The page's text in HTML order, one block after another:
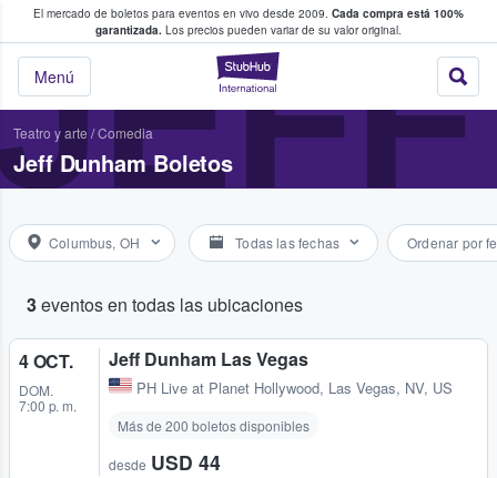
El mercado de boletos para eventos en vivo desde 2009. Cada compra está 100%
garantizada. Los precios pueden variar de su valor original.
StubHub: donde
Menú
fans compran y venden boletos
Teatro y arte /Comedia
Jeff Dunham Boletos
Columbus, OH Todas las fechas Ordenar por
3eventos en todas las ubicaciones
4 OCT.
DOM.
7:00 p. m.
Jeff Dunham Las Vegas
PH Live at Planet Hollywood, Las Vegas, NV, US
Más de 200 boletos disponibles
desde USD 44